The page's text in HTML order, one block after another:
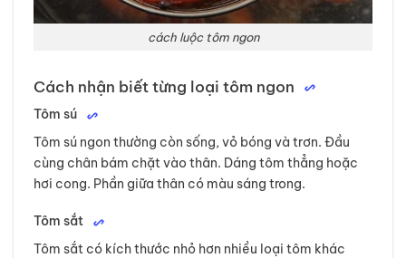
cách luộc tôm ngon
Cách nhận biết từng loại tôm ngon
Tôm sú
Tôm sú ngon thường còn sống, vỏ bóng và trơn. Đầu
cùng chân bám chặt vào thân. Dáng tôm thẳng hoặc
hơi cong. Phần giữa thân có màu sáng trong.
Tôm sắt
Tôm sắt có kích thước nhỏ hơn nhiều loại tôm khác